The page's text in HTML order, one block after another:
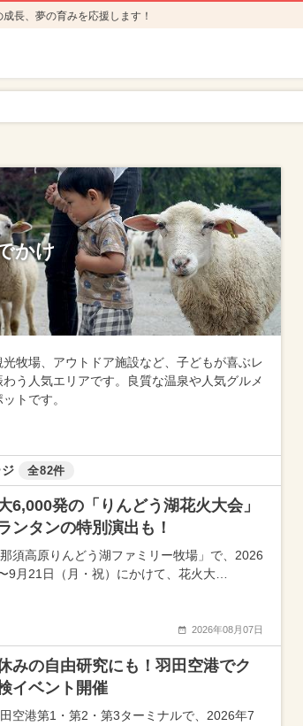
長、夢の育みを応援します！
かけ
牧場、アウトドア施設など、子どもが喜ぶレ
う人気エリアです。良質な温泉や人気グルメ
トです。
全82件
6,000発の「りんどう湖花火大会」
タンの特別演出も！
須高原りんどう湖ファミリー牧場」で、2026
9月21日（月・祝）にかけて、花火大…
2026年08月07日
みの自由研究にも！羽田空港でク
イベント開催
空港第1・第2・第3ターミナルで、2026年7